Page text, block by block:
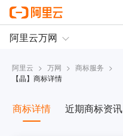
阿里云 > 万网 > 商标服务 >
【晶】商标详情
商标详情 近期商标资讯